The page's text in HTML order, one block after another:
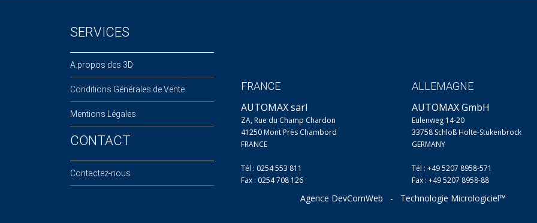
SERVICES
A propos des 3D
Conditions Générales de Vente
Mentions Légales
CONTACT
Contactez-nous
FRANCE
AUTOMAX sarl
ZA, Rue du Champ Chardon
41250 Mont Près Chambord
FRANCE
Tél : 0254 553 811
Fax : 0254 708 126
ALLEMAGNE
AUTOMAX GmbH
Eulenweg 14-20
33758 Schloß Holte-Stukenbrock
GERMANY
Tél : +49 5207 8958-571
Fax : +49 5207 8958-88
Agence DevComWeb - Technologie Micrologiciel™